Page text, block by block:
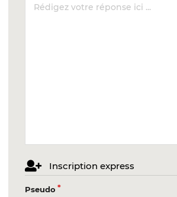
Inscription express
Pseudo